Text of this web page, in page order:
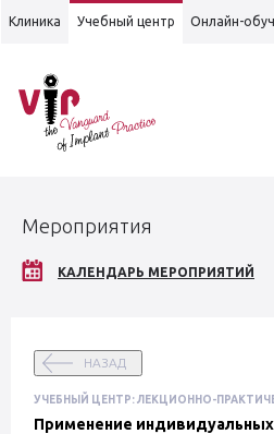
Клиника Учебный центр Онлайн-
Мероприятия
КАЛЕНДАРЬ МЕРОПРИЯТИЙ
НАЗАД
УЧЕБНЫЙ ЦЕНТР: ЛЕКЦИОННО-
Применение